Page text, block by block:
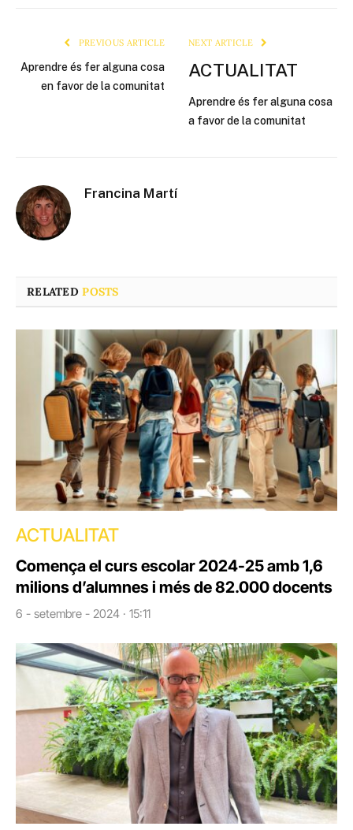
PREVIOUS ARTICLE
Aprendre és fer alguna cosa
en favor de la comunitat
NEXT ARTICLE
ACTUALITAT
Aprendre és fer alguna cosa
a favor de la comunitat
Francina Martí
RELATEDPOSTS
ACTUALITAT
Comença el curs escolar 2024-25 amb 1,6
milions d’alumnes i més de 82.000 docents
6 - setembre - 2024 · 15:11